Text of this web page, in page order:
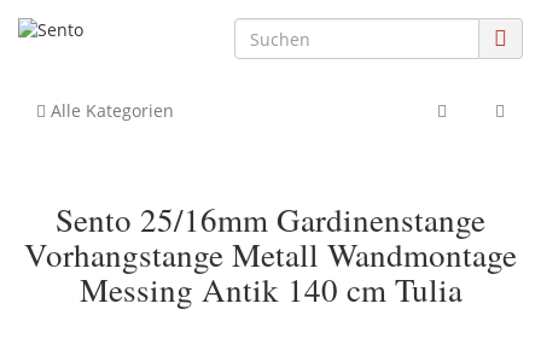
Alle Kategorien
Sento 25/16mm Gardinenstange
Vorhangstange Metall Wandmontage
Messing Antik 140 cm Tulia